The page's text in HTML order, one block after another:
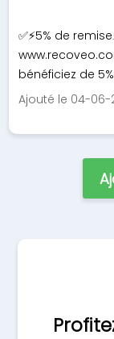
✅⚡5% de
bénéficiez de
Ajouté le 04-06-